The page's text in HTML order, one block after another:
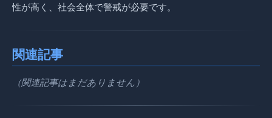
性が高く、社会全体で警戒が必要です。
関連記事
（関連記事はまだありません）